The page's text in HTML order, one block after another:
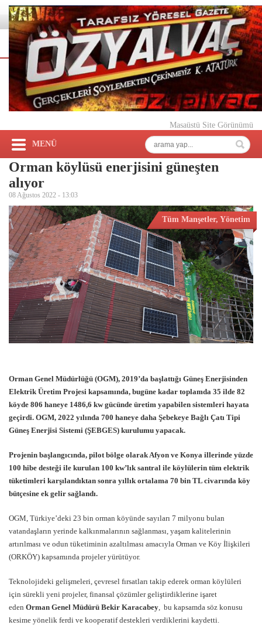
Masaüstü Site Görünümü
MENÜ
Orman köylüsü enerjisini güneşten
alıyor
08 Ağustos 2022 - 13:03
Tüm Manşetler, Yönetim
Orman Genel Müdürlüğü (OGM), 2019’da başlattığı Güneş Enerjisinden
Elektrik Üretim Projesi kapsamında, bugüne kadar toplamda 35 ilde 82
köyde 806 haneye 1486,6 kw gücünde üretim yapabilen sistemleri hayata
geçirdi. OGM, 2022 yılında 700 haneye daha Şebekeye Bağlı Çatı Tipi
Güneş Enerjisi Sistemi (ŞEBGES) kurulumu yapacak.
Projenin başlangıcında, pilot bölge olarak Afyon ve Konya illerinde yüzde
100 hibe desteği ile kurulan 100 kw’lık santral ile köylülerin tüm elektrik
tüketimleri karşılandıktan sonra yıllık ortalama 70 bin TL civarında köy
bütçesine ek gelir sağlandı.
OGM, Türkiye’deki 23 bin orman köyünde sayıları 7 milyonu bulan
vatandaşların yerinde kalkınmalarının sağlanması, yaşam kalitelerinin
artırılması ve odun tüketiminin azaltılması amacıyla Orman ve Köy İlişkileri
(ORKÖY) kapsamında projeler yürütüyor.
Teknolojideki gelişmeleri, çevresel fırsatları takip ederek orman köylüleri
için sürekli yeni projeler, finansal çözümler geliştirdiklerine işaret
eden Orman Genel Müdürü Bekir Karacabey , bu kapsamda söz konusu
kesime yönelik ferdi ve kooperatif destekleri verdiklerini kaydetti.